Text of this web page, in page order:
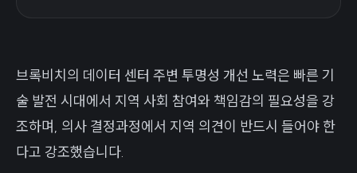
브록비치의 데이터 센터 주변 투명성 개선 노력은 빠른 기
술 발전 시대에서 지역 사회 참여와 책임감의 필요성을 강
조하며, 의사 결정과정에서 지역 의견이 반드시 들어야 한
다고 강조했습니다.